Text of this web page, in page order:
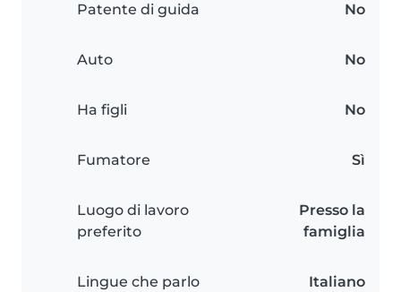
Patente di guida No
Auto No
Ha figli No
Fumatore Sì
Luogo di lavoro
preferito
Presso la
famiglia
Lingue che parlo Italiano